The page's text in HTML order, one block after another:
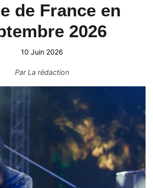
de France en
2026
10 Juin 2026
ParLa rédaction